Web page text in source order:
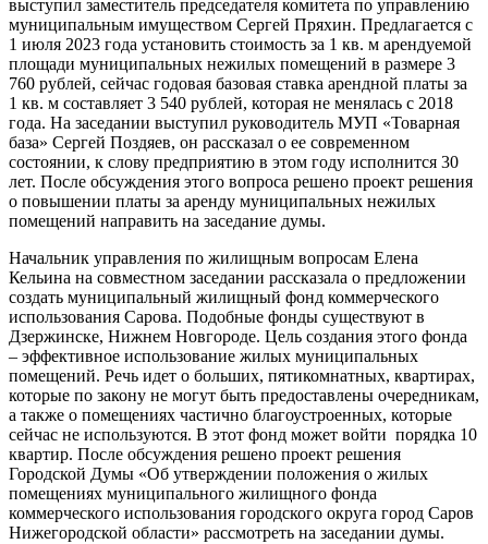
выступил заместитель председателя комитета по управлению
муниципальным имуществом Сергей Пряхин. Предлагается с
1 июля 2023 года установить стоимость за 1 кв. м арендуемой
площади муниципальных нежилых помещений в размере 3
760 рублей, сейчас годовая базовая ставка арендной платы за
1 кв. м составляет 3 540 рублей, которая не менялась с 2018
года. На заседании выступил руководитель МУП «Товарная
база» Сергей Поздяев, он рассказал о ее современном
состоянии, к слову предприятию в этом году исполнится 30
лет. После обсуждения этого вопроса решено проект решения
о повышении платы за аренду муниципальных нежилых
помещений направить на заседание думы.
Начальник управления по жилищным вопросам Елена
Кельина на совместном заседании рассказала о предложении
создать муниципальный жилищный фонд коммерческого
использования Сарова. Подобные фонды существуют в
Дзержинске, Нижнем Новгороде. Цель создания этого фонда
– эффективное использование жилых муниципальных
помещений. Речь идет о больших, пятикомнатных, квартирах,
которые по закону не могут быть предоставлены очередникам,
а также о помещениях частично благоустроенных, которые
сейчас не используются. В этот фонд может войти порядка 10
квартир. После обсуждения решено проект решения
Городской Думы «Об утверждении положения о жилых
помещениях муниципального жилищного фонда
коммерческого использования городского округа город Саров
Нижегородской области» рассмотреть на заседании думы.